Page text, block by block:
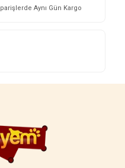
Aynı Gün Kargo